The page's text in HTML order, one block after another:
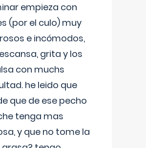
empieza con
(por el culo) muy
e incómodos,
grita y los
con muchs
he leido que
que de ese pecho
tenga mas
y que no tome la